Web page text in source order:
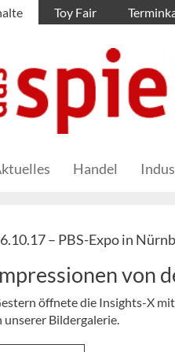
Toy Fair
Handel
– PBS-Expo in
von
öffnete die Insights-X
unserer Bildergalerie.